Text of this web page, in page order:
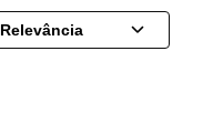
Relevância